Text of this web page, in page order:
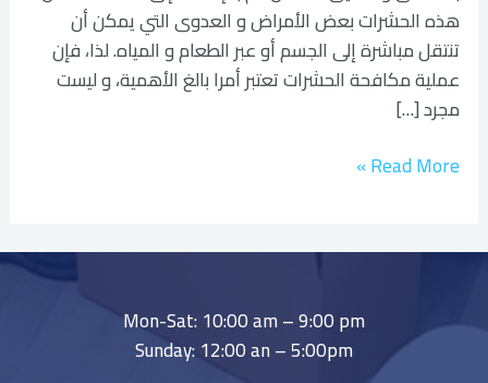
هذه الحشرات بعض الأمراض و العدوى التي يمكن أن
تنتقل مباشرة إلى الجسم أو عبر الطعام و المياه. لذا، فإن
عملية مكافحة الحشرات تعتبر أمرا بالغ الأهمية، و ليست
مجرد […]
Read More »
Mon-Sat: 10:00 am – 9:00 pm
Sunday: 12:00 an – 5:00pm